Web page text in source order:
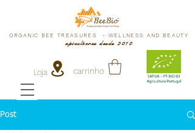
ORGANIC BEE TREASURES - WELLNESS AND BEAUTY
apicultores desde 2010
carrinho
Loja
Post